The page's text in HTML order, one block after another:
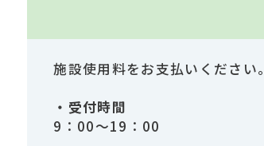
施設使用料をお支払いください。
・受付時間
9：00～19：00